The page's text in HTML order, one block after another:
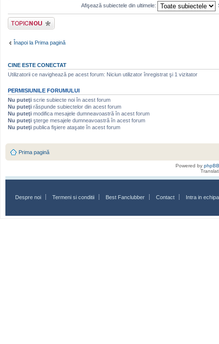
Afişează subiectele din ultimele:
Scrie un subiect
nou
Înapoi la Prima pagină
CINE ESTE CONECTAT
Utilizatorii ce navighează pe acest forum: Niciun utilizator înregistrat şi 1 vizitator
PERMISIUNILE FORUMULUI
Nu puteţi scrie subiecte noi în acest forum
Nu puteţi răspunde subiectelor din acest forum
Nu puteţi modifica mesajele dumneavoastră în acest forum
Nu puteţi şterge mesajele dumneavoastră în acest forum
Nu puteţi publica fişiere ataşate în acest forum
Prima pagină
Powered by phpBB
Despre noi Termeni si conditii Best Fanclubber Contact Intra in